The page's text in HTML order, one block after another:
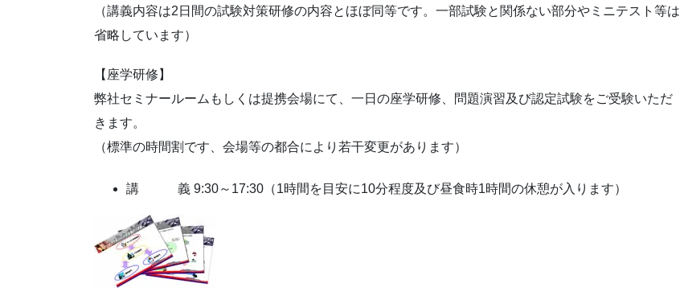
（講義内容は2日間の試験対策研修の内容とほぼ同等です。一部試験と関係ない部分やミニテスト等は
省略しています）
【座学研修】
弊社セミナールームもしくは提携会場にて、一日の座学研修、問題演習及び認定試験をご受験いただ
きます。
（標準の時間割です、会場等の都合により若干変更があります）
講 義 9:30～17:30（1時間を目安に10分程度及び昼食時1時間の休憩が入ります）